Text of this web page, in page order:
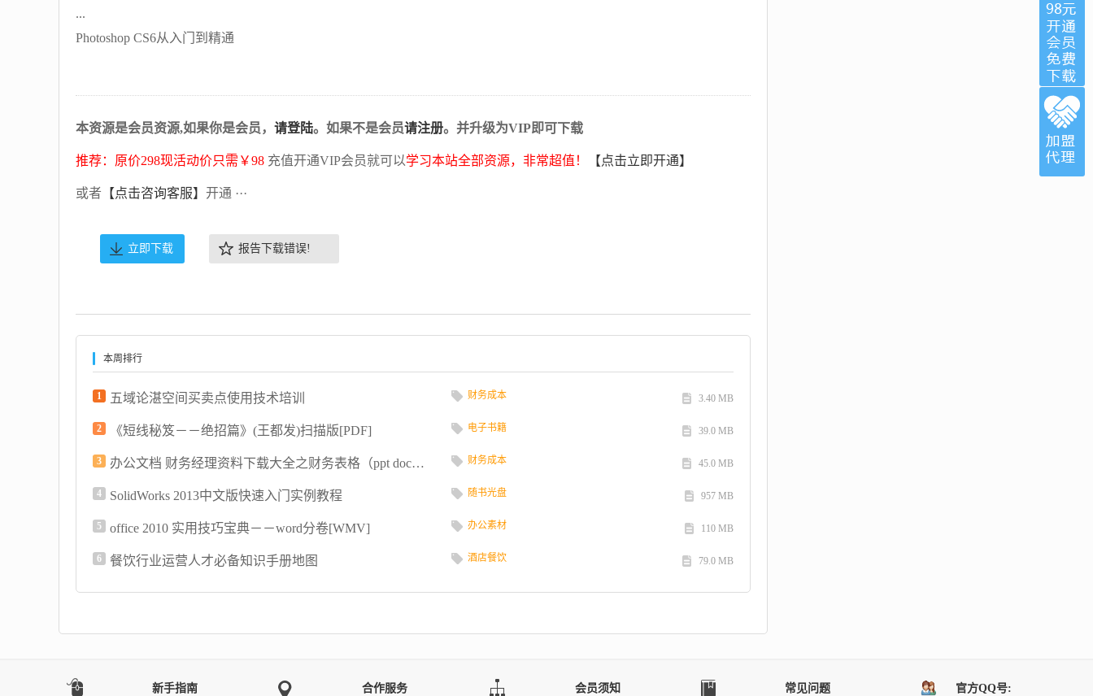
...
Photoshop CS6从入门到精通
本资源是会员资源,如果你是会员， 请登陆。如果不是会员请注册。并升级为VIP即可下载
推荐：原价298现活动价只需￥98 充值开通VIP会员就可以学习本站全部资源，非常超值！ 【点击立即开通】
或者 【点击咨询客服】 开通 ···
立即下载 报告下载错误!
本周排行
1 五域论湛空间买卖点使用技术培训 3.40 MB
财务成本
2 《短线秘笈－－绝招篇》(王都发)扫描版[PDF] 39.0 MB
电子书籍
3 办公文档 财务经理资料下载大全之财务表格（ppt doc打包... 45.0 MB
财务成本
4 SolidWorks 2013中文版快速入门实例教程 957 MB
随书光盘
5 office 2010 实用技巧宝典－－word分卷[WMV] 110 MB
办公素材
6 餐饮行业运营人才必备知识手册地图 79.0 MB
酒店餐饮
新手指南 合作服务 会员须知 常见问题 官方QQ号: